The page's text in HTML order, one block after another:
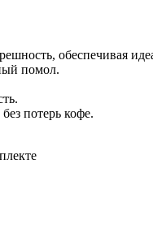
обеспечивая
помол.
потерь кофе.